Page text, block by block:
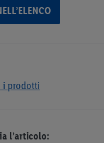
i prodotti
l’articolo: